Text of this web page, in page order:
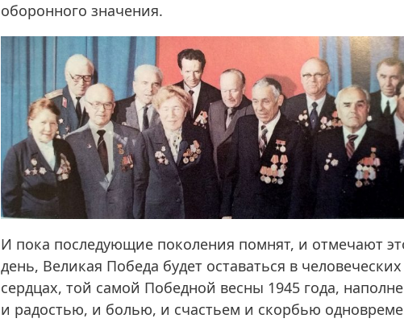
оборонного значения.
И пока последующие поколения помнят, и отмечают
день, Великая Победа будет оставаться в человеческих
сердцах, той самой Победной весны 1945 года,
и радостью, и болью, и счастьем и скорбью